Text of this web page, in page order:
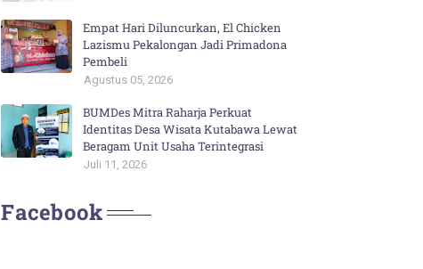
Empat Hari Diluncurkan, El Chicken
Lazismu Pekalongan Jadi Primadona
Pembeli
Agustus 05, 2026
BUMDes Mitra Raharja Perkuat
Identitas Desa Wisata Kutabawa Lewat
Beragam Unit Usaha Terintegrasi
Juli 11, 2026
Facebook